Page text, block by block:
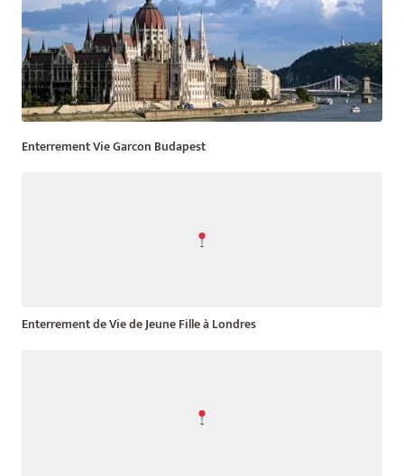
Enterrement Vie Garcon Budapest
Enterrement de Vie de Jeune Fille à Londres